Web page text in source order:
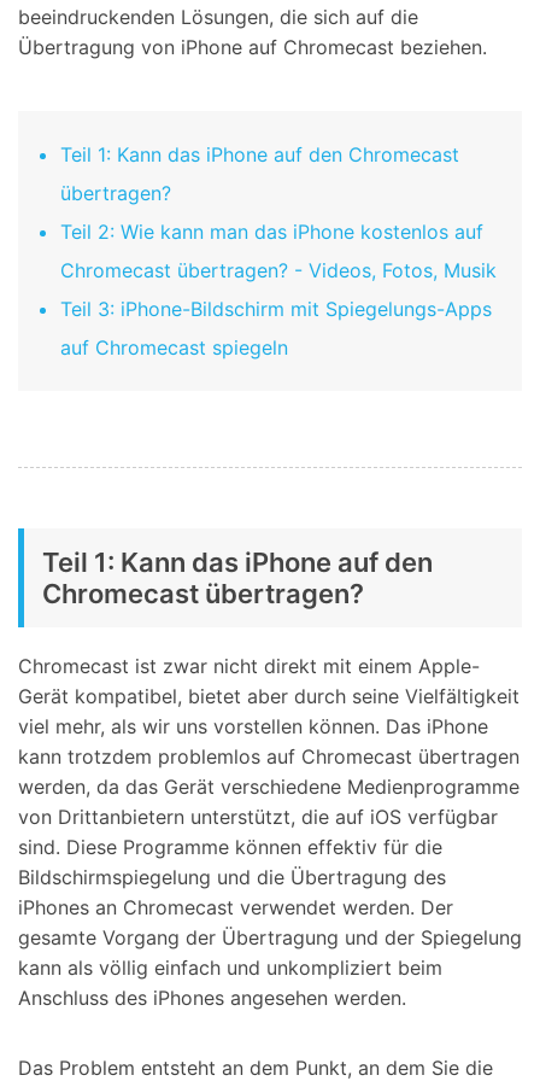
beeindruckenden Lösungen, die sich auf die
Übertragung von iPhone auf Chromecast beziehen.
Teil 1: Kann das iPhone auf den Chromecast
übertragen?
Teil 2: Wie kann man das iPhone kostenlos auf
Chromecast übertragen? - Videos, Fotos, Musik
Teil 3: iPhone-Bildschirm mit Spiegelungs-Apps
auf Chromecast spiegeln
Teil 1: Kann das iPhone auf den
Chromecast übertragen?
Chromecast ist zwar nicht direkt mit einem Apple-
Gerät kompatibel, bietet aber durch seine Vielfältigkeit
viel mehr, als wir uns vorstellen können. Das iPhone
kann trotzdem problemlos auf Chromecast übertragen
werden, da das Gerät verschiedene Medienprogramme
von Drittanbietern unterstützt, die auf iOS verfügbar
sind. Diese Programme können effektiv für die
Bildschirmspiegelung und die Übertragung des
iPhones an Chromecast verwendet werden. Der
gesamte Vorgang der Übertragung und der Spiegelung
kann als völlig einfach und unkompliziert beim
Anschluss des iPhones angesehen werden.
Das Problem entsteht an dem Punkt, an dem Sie die